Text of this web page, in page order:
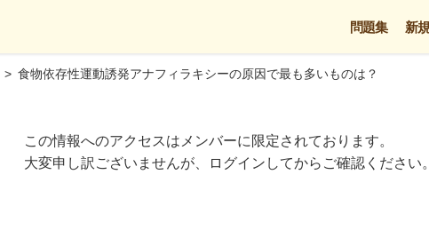
問題集 新
食物依存性運動誘発アナフィラキシーの原因で最も多いものは？
この情報へのアクセスはメンバーに限定されております。
大変申し訳ございませんが、ログインしてからご確認ください。